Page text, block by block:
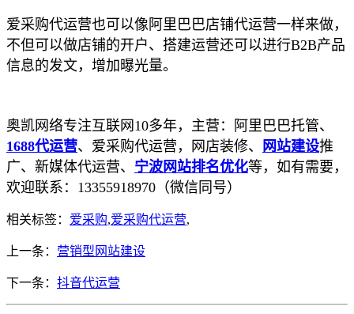
爱采购代运营也可以像阿里巴巴店铺代运营一样来做，
不但可以做店铺的开户、搭建运营还可以进行B2B产品
信息的发文，增加曝光量。
奥凯网络专注互联网10多年，主营：阿里巴巴托管、
1688代运营、爱采购代运营，网店装修、 网站建设推
广、新媒体代运营、 宁波网站排名优化等，如有需要，
欢迎联系：13355918970（微信同号）
相关标签： 爱采购,爱采购代运营,
上一条： 营销型网站建设
下一条： 抖音代运营